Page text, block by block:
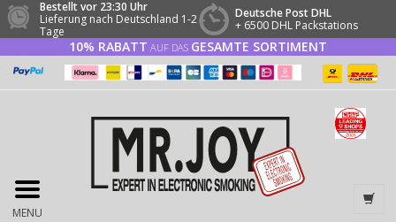
Bestellt vor 23:30 Uhr
Lieferung nach Deutschland 1-2
Tage
Deutsche Post DHL
+ 6500 DHL Packstations
10% RABATT AUF DAS GESAMTE SORTIMENT
MENU